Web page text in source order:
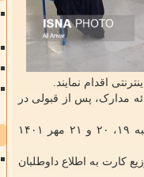
مدارک، پس از قبولی در
کارت ورود به جلسه آزمون ورودی اختصاصی دکتری دانشگاه معارف اسلامی در ایام سه شنبه، چهارشنبه و پنجشنبه ۱۹، ۲۰ و ۲۱ مهر ۱۴۰۱
کارت به اطلاع داوطلبان